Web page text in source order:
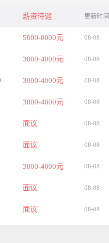
薪资待遇 更新时间
5000-8000元 08-08
3000-4000元 08-08
3000-4000元 08-08
3000-4000元 08-08
面议 08-08
面议 08-08
3000-4000元 08-08
面议 08-08
面议 08-08